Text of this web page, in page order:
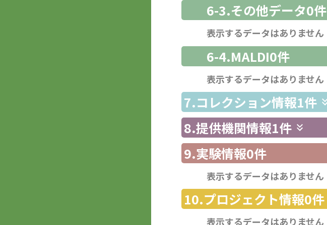
6-3.その他データ0件
表示するデータはありません
6-4.MALDI0件
表示するデータはありません
7.コレクション情報1件
8.提供機関情報1件
9.実験情報0件
表示するデータはありません
10.プロジェクト情報0件
表示するデータはありません